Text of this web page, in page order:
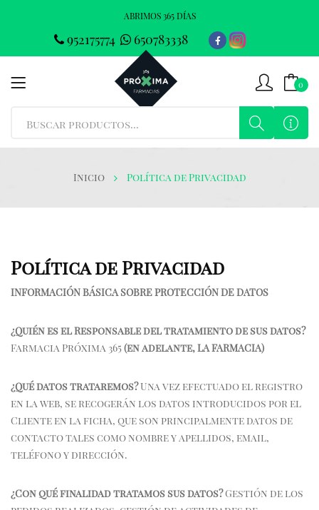
ABRIMOS 365 DÍAS
952175774 650783338
0
Inicio Política de Privacidad
Política de Privacidad
INFORMACIÓN BÁSICA SOBRE PROTECCIÓN DE DATOS
¿Quién es el Responsable del tratamiento de sus datos?
Farmacia Próxima 365(en adelante, LA FARMACIA)
¿Qué datos trataremos?Una vez efectuado el registro
en la web, se recogerán los datos introducidos por el
Cliente en la ficha, que son principalmente datos de
contacto tales como nombre y apellidos, email,
teléfono y dirección.
¿Con qué finalidad tratamos sus datos?Gestión de los